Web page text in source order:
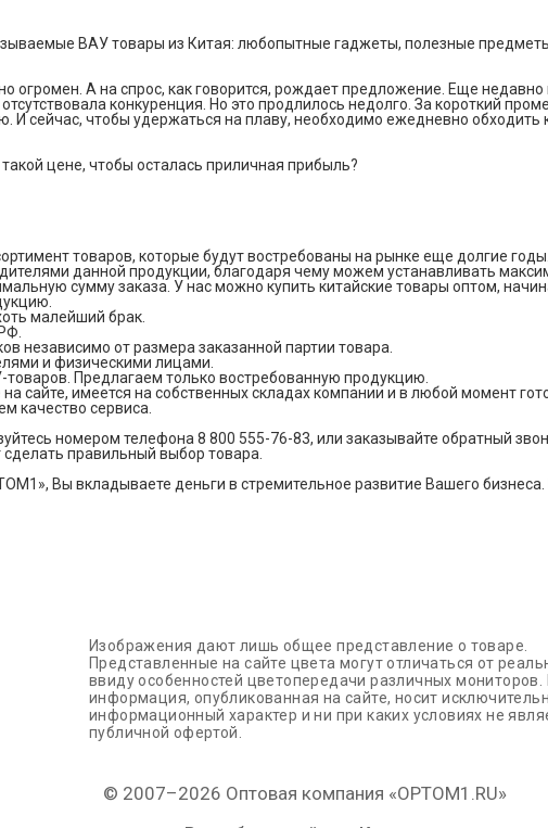
ВАУ товары из Китая: любопытные гаджеты, полезные
огромен. А на спрос, как говорится, рождает предложение. Еще
конкуренция. Но это продлилось недолго. За короткий
сейчас, чтобы удержаться на плаву, необходимо ежедневно обходить
цене, чтобы осталась приличная прибыль?
товаров, которые будут востребованы на рынке еще долгие годы.
данной продукции, благодаря чему можем устанавливать
сумму заказа. У нас можно купить китайские товары оптом,
малейший брак.
независимо от размера заказанной партии товара.
и физическими лицами.
Предлагаем только востребованную продукцию.
сайте, имеется на собственных складах компании и в любой момент
сервиса.
номером телефона 8 800 555-76-83, или заказывайте обратный
правильный выбор товара.
Вы вкладываете деньги в стремительное развитие Вашего
Изображения дают лишь общее представление о товаре.
Представленные на сайте цвета могут отличаться от
ввиду особенностей цветопередачи различных мониторов.
информация, опубликованная на сайте, носит
информационный характер и ни при каких условиях не
публичной офертой.
© 2007–2026 Оптовая компания «OPTOM1.RU»